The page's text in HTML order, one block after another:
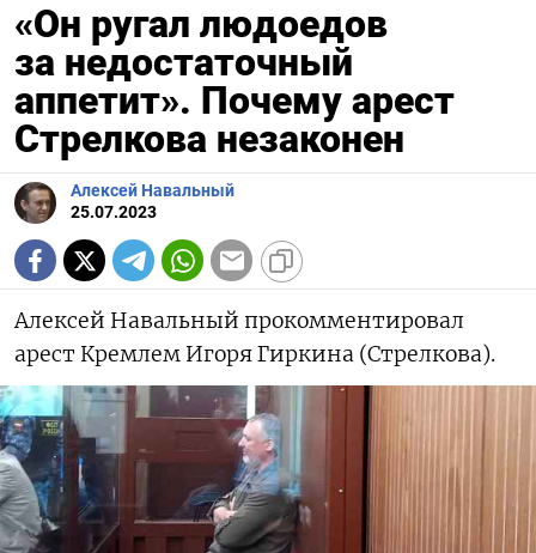
«Он ругал людоедов
за недостаточный
аппетит». Почему арест
Стрелкова незаконен
Алексей Навальный
25.07.2023
Алексей Навальный прокомментировал
арест Кремлем Игоря Гиркина (Стрелкова).